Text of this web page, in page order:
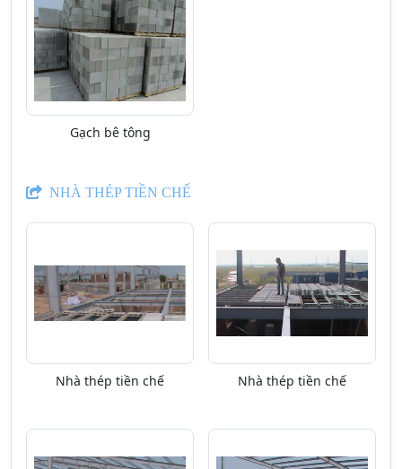
Gạch bê tông
NHÀ THÉP TIỀN CHẾ
Nhà thép tiền chế Nhà thép tiền chế